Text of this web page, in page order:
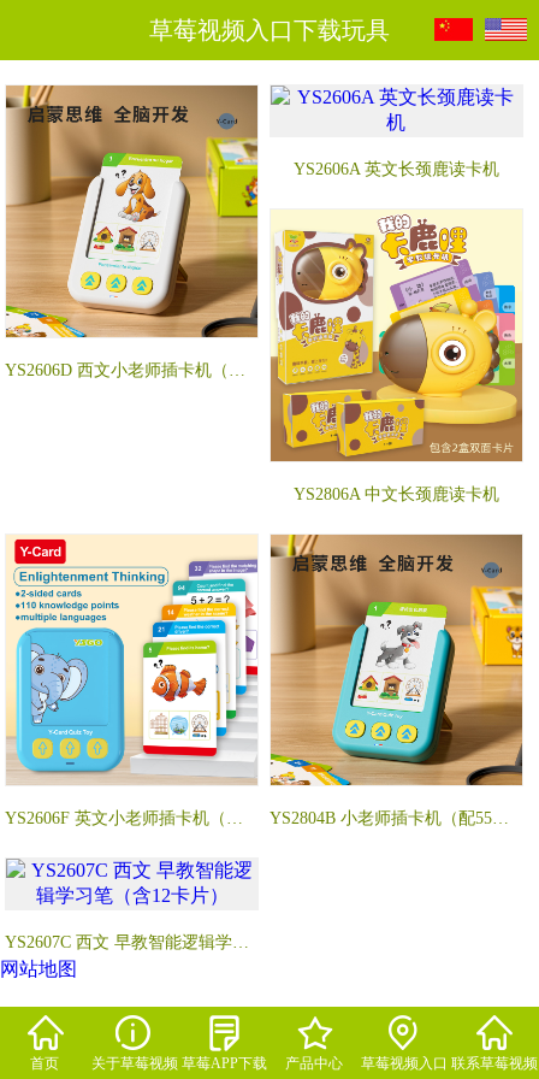
草莓视频入口下载玩具
YS2606A 英文长颈鹿读卡机
YS2806A 中文长颈鹿读卡机
YS2606F 英文小老师插卡机（配55张卡片） YS2804B 小老师插卡机（配55张卡片）
YS2607C 西文 早教智能逻辑学习笔（含12卡片）
首页 关于草莓视频 草莓APP下载 产品中心 草莓视频入口 联系草莓视频
网站地图